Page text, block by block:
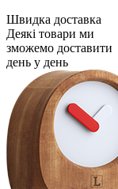
Швидка доставка
Деякі товари ми
зможемо доставити
день у день